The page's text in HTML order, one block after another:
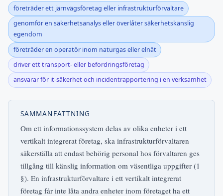
företräder ett järnvägsföretag eller infrastrukturförvaltare
genomför en säkerhetsanalys eller överlåter säkerhetskänslig
egendom
företräder en operatör inom naturgas eller elnät
driver ett transport- eller befordringsföretag
ansvarar för it-säkerhet och incidentrapportering i en verksamhet
SAMMANFATTNING
Om ett informationssystem delas av olika enheter i ett
vertikalt integrerat företag, ska infrastrukturförvaltaren
säkerställa att endast behörig personal hos förvaltaren ges
tillgång till känslig information om väsentliga uppgifter (1
§). En infrastrukturförvaltare i ett vertikalt integrerat
företag får inte låta andra enheter inom företaget ha ett